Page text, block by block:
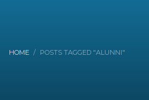
HOME POSTS TAGGED "ALUNNI"